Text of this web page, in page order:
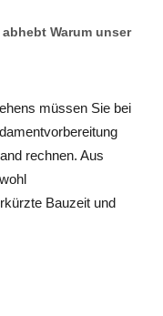
Warum unser
müssen Sie bei
rechnen. Aus
Bauzeit und